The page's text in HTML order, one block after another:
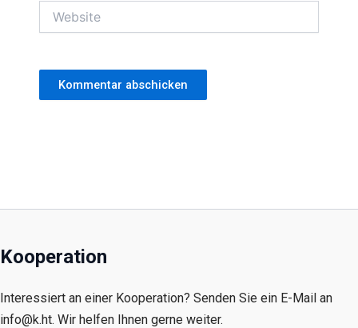
Kooperation
Interessiert an einer Kooperation? Senden Sie ein E-Mail an
info@k.ht. Wir helfen Ihnen gerne weiter.